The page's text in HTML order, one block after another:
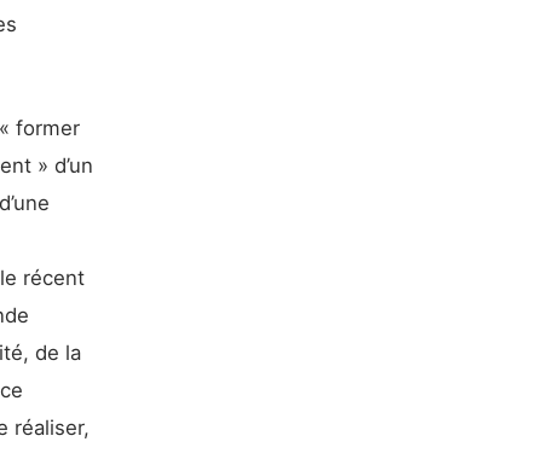
former
» d’un
récent
de la
réaliser,